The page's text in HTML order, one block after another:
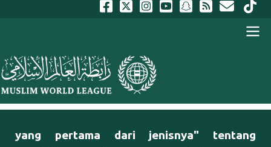
Menu Indonesian
yang pertama dari jenisnya" tentang